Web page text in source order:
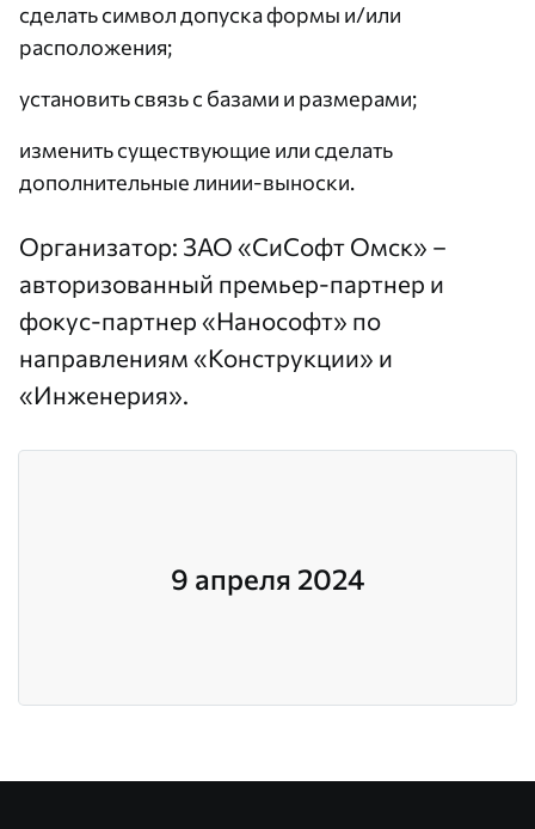
9 апреля 2024
сделать символ допуска формы и/или
расположения;
установить связь с базами и размерами;
изменить существующие или сделать
дополнительные линии-выноски.
Организатор: ЗАО «СиСофт Омск» –
авторизованный премьер-партнер и
фокус-партнер «Нанософт» по
направлениям «Конструкции» и
«Инженерия».